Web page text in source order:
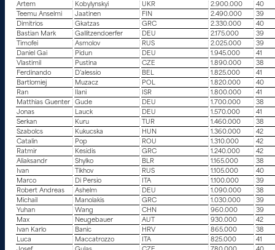
Artem
Kobylynskyi UKR 2.900.000
40
Teemu Anselmi
Jaatinen FIN 2.490.000
39
Dimitrios
Gkatzas GRC 2.330.000
40
Bastian Mark
Gallitzendoerfer DEU 2.175.000
39
Timofei
Asmolov RUS 2.025.000
39
Daniel Gai
Pidun DEU 1.945.000
41
Vlastimil
Pustina CZE 1.890.000
38
Ferdinando
D’alessio BEL 1.825.000
41
Bartlomiej
Muzacz POL 1.820.000
40
Ran
Ilani ISR 1.800.000
41
Matthias Guenter
Gude DEU 1.700.000
38
Jonas
Lauck DEU 1.570.000
41
Serkan
Kuru TUR 1.460.000
38
Szabolcs
Kukucska HUN 1.360.000
42
Catalin
Pop ROU 1.310.000
42
Ratmir
Kesidis GRC 1.240.000
42
Aliaksandr
Shylko BLR 1.165.000
38
Ivan
Tikhov RUS 1.105.000
40
Marco
Di Persio ITA 1.100.000
39
Robert Andreas
Ashelm DEU 1.090.000
38
Michail
Manolakis GRC 1.030.000
39
Yuhan
Wang CHN 960.000
39
Max
Neugebauer AUT 930.000
42
Ivan Karlo
Banic HRV 865.000
38
Luca
Maccatrozzo ITA 825.000
41